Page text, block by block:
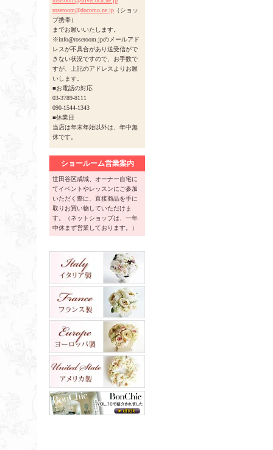
roseroom@docomo.ne.jp （ショッ
プ携帯）
までお願いいたします。
※info@roseroom.jpのメールアド
レスが不具合があり送受信がで
きない状況ですので、お手数で
すが、上記のアドレスよりお願
いします。
■お電話の対応
03-3789-8111
090-1544-1343
■休業日
当店は年末年始以外は、年中無
休です。
ショールーム営業案内
世田谷区成城、オーナー自宅に
てイベントやレッスンにご参加
いただく際に、直接商品を手に
取りお買い物していただけま
す。（ネットショップは、一年
中休まず営業しております。）